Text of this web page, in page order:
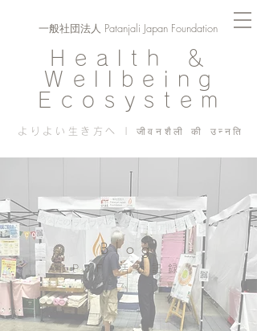
Health ＆
Wellbeing
Ecosystem
よりよい生き方へ | जीवनशैली की उन्नति
一般社団法人 Patanjali Japan Foundation
Blog
PJF ​活動記録